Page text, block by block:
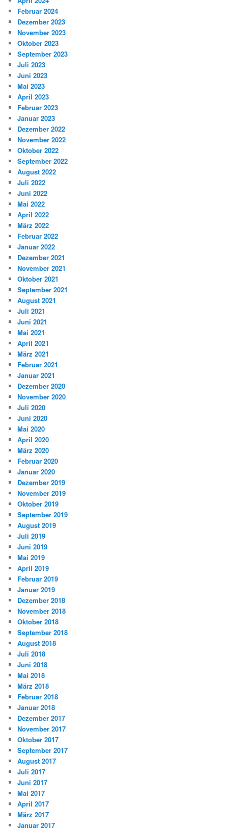
Februar 2024
Dezember 2023
November 2023
Oktober 2023
September 2023
Juli 2023
Juni 2023
Mai 2023
April 2023
Februar 2023
Januar 2023
Dezember 2022
November 2022
Oktober 2022
September 2022
August 2022
Juli 2022
Juni 2022
Mai 2022
April 2022
März 2022
Februar 2022
Januar 2022
Dezember 2021
November 2021
Oktober 2021
September 2021
August 2021
Juli 2021
Juni 2021
Mai 2021
April 2021
März 2021
Februar 2021
Januar 2021
Dezember 2020
November 2020
Juli 2020
Juni 2020
Mai 2020
April 2020
März 2020
Februar 2020
Januar 2020
Dezember 2019
November 2019
Oktober 2019
September 2019
August 2019
Juli 2019
Juni 2019
Mai 2019
April 2019
Februar 2019
Januar 2019
Dezember 2018
November 2018
Oktober 2018
September 2018
August 2018
Juli 2018
Juni 2018
Mai 2018
März 2018
Februar 2018
Januar 2018
Dezember 2017
November 2017
Oktober 2017
September 2017
August 2017
Juli 2017
Juni 2017
Mai 2017
April 2017
März 2017
Januar 2017